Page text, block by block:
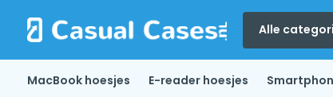
Alle
MacBook hoesjes E-reader hoesjes